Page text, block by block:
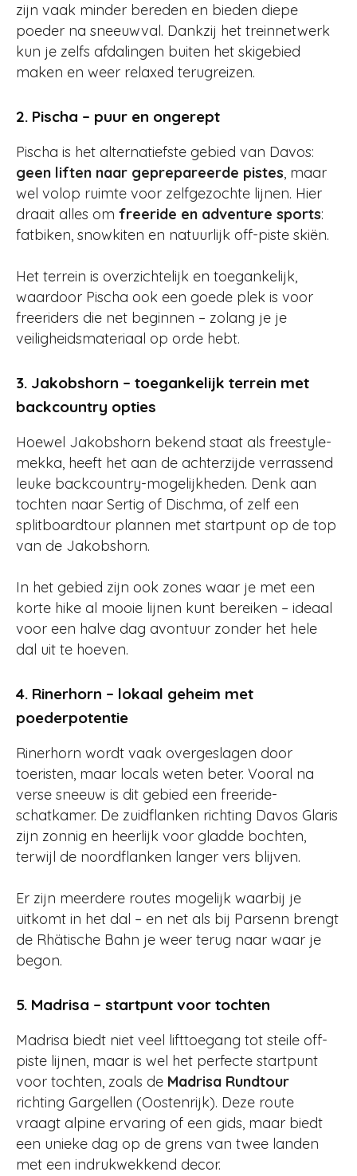
zijn vaak minder bereden en bieden diepe
poeder na sneeuwval. Dankzij het treinnetwerk
kun je zelfs afdalingen buiten het skigebied
maken en weer relaxed terugreizen.
2. Pischa – puur en ongerept
Pischa is het alternatiefste gebied van Davos:
geen liften naar geprepareerde pistes, maar
wel volop ruimte voor zelfgezochte lijnen. Hier
draait alles om freeride en adventure sports:
fatbiken, snowkiten en natuurlijk off-piste skiën.
Het terrein is overzichtelijk en toegankelijk,
waardoor Pischa ook een goede plek is voor
freeriders die net beginnen – zolang je je
veiligheidsmateriaal op orde hebt.
3. Jakobshorn – toegankelijk terrein met
backcountry opties
Hoewel Jakobshorn bekend staat als freestyle-
mekka, heeft het aan de achterzijde verrassend
leuke backcountry-mogelijkheden. Denk aan
tochten naar Sertig of Dischma, of zelf een
splitboardtour plannen met startpunt op de top
van de Jakobshorn.
In het gebied zijn ook zones waar je met een
korte hike al mooie lijnen kunt bereiken – ideaal
voor een halve dag avontuur zonder het hele
dal uit te hoeven.
4. Rinerhorn – lokaal geheim met
poederpotentie
Rinerhorn wordt vaak overgeslagen door
toeristen, maar locals weten beter. Vooral na
verse sneeuw is dit gebied een freeride-
schatkamer. De zuidflanken richting Davos Glaris
zijn zonnig en heerlijk voor gladde bochten,
terwijl de noordflanken langer vers blijven.
Er zijn meerdere routes mogelijk waarbij je
uitkomt in het dal – en net als bij Parsenn brengt
de Rhätische Bahn je weer terug naar waar je
begon.
5. Madrisa – startpunt voor tochten
Madrisa biedt niet veel lifttoegang tot steile off-
piste lijnen, maar is wel het perfecte startpunt
voor tochten, zoals de Madrisa Rundtour
richting Gargellen (Oostenrijk). Deze route
vraagt alpine ervaring of een gids, maar biedt
een unieke dag op de grens van twee landen
met een indrukwekkend decor.